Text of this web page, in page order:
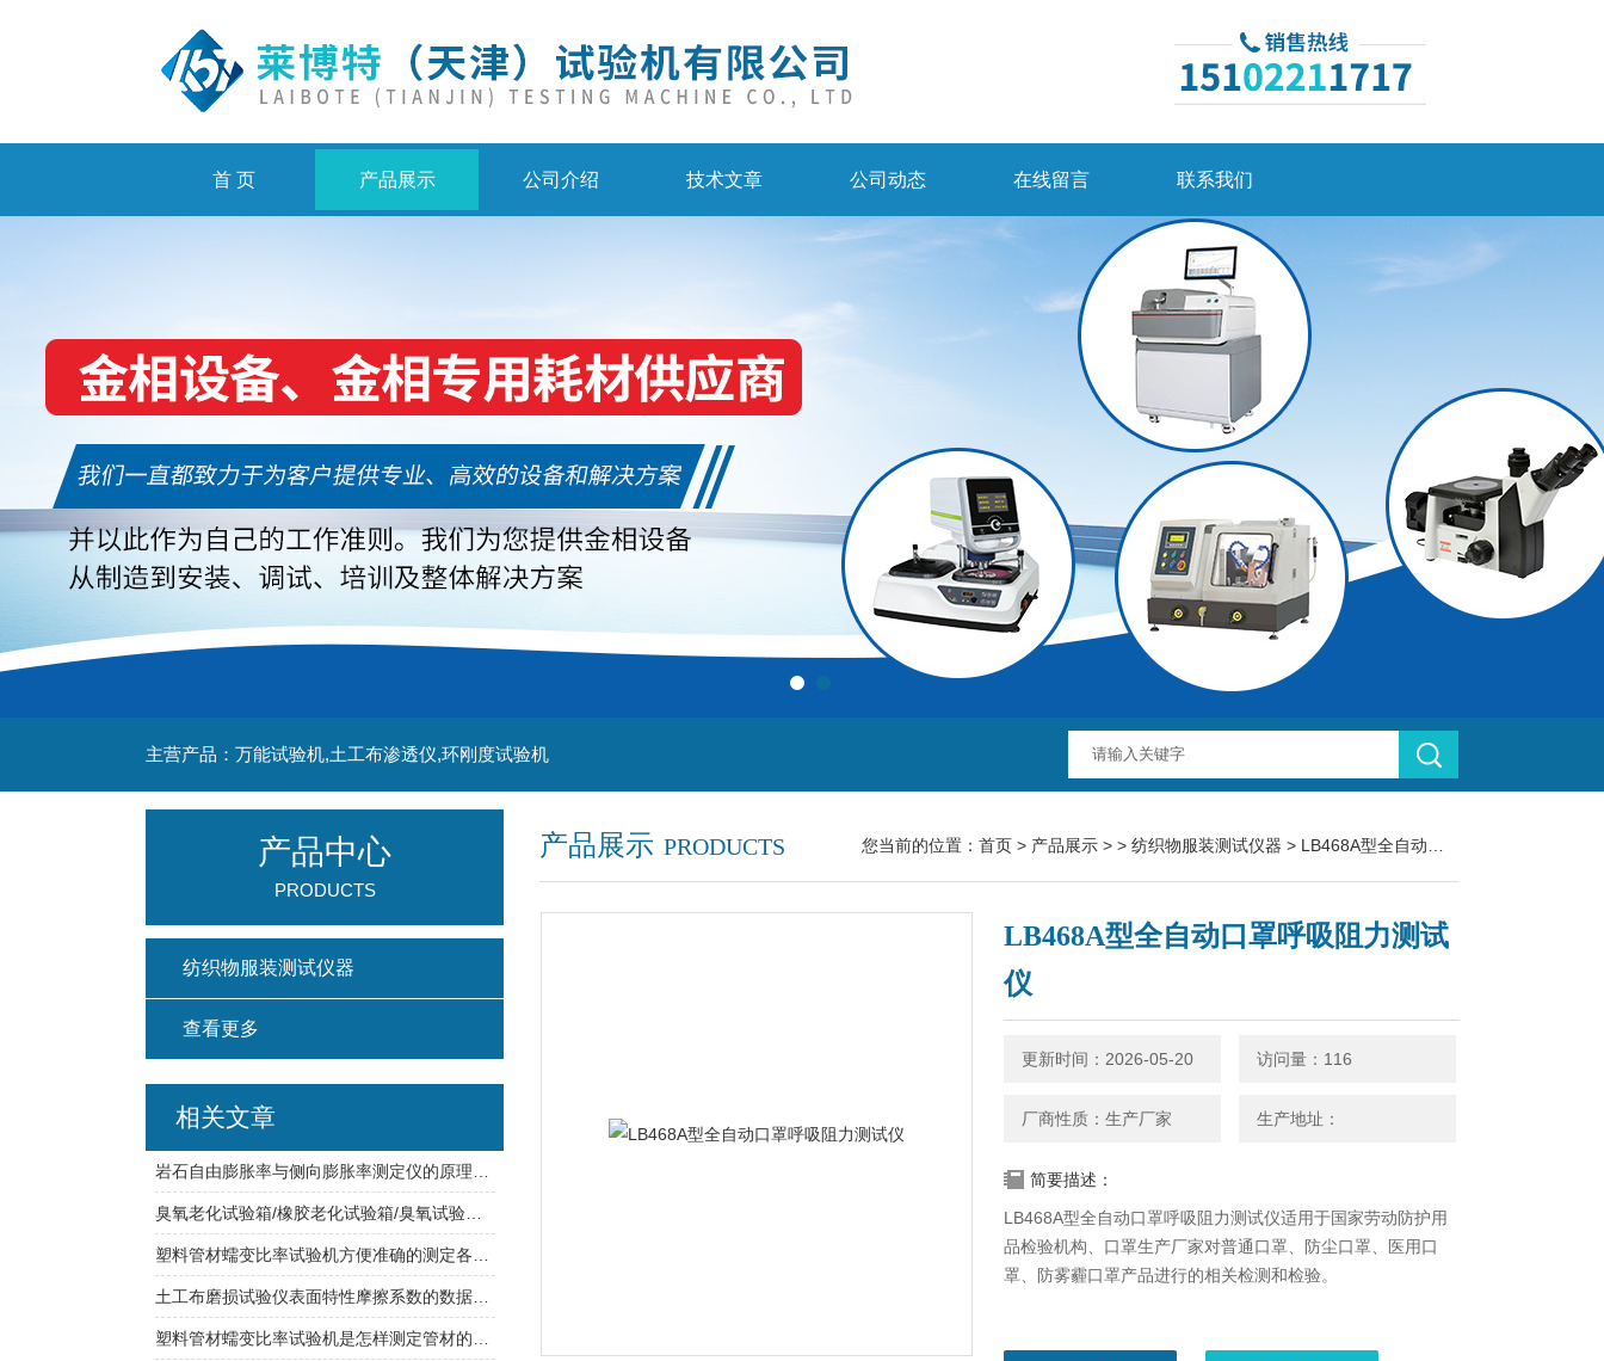
首 页 产品展示 公司介绍 技术文章 公司动态 在线留言 联系我们
主营产品：万能试验机,土工布渗透仪,环刚度试验机
产品展示 PRODUCTS 您当前的位置： 首页 > 产品展示 > > 纺织物服装测试仪器 > LB468A型全自动口罩呼吸阻力测试仪
LB468A型全自动口罩呼吸阻力测试
仪
更新时间：2026-05-20 访问量：116
厂商性质：生产厂家 生产地址：
简要描述：
LB468A型全自动口罩呼吸阻力测试仪适用于国家劳动防护用
品检验机构、口罩生产厂家对普通口罩、防尘口罩、医用口
罩、防雾霾口罩产品进行的相关检测和检验。
产品中心
PRODUCTS
纺织物服装测试仪器
查看更多
相关文章
臭氧老化试验箱/橡胶老化试验箱/臭氧试验箱符合哪些规范？
土工布磨损试验仪表面特性摩擦系数的数据分析